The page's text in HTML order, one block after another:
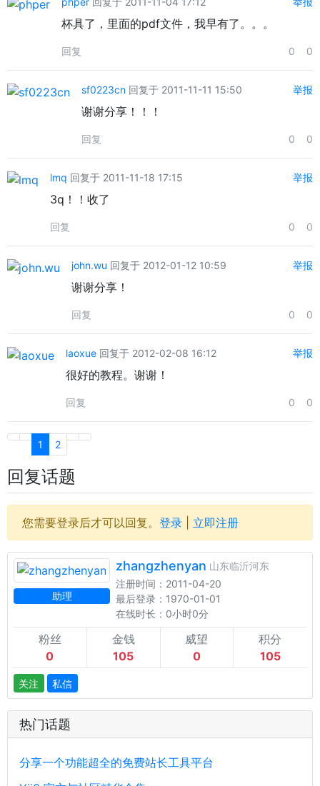
杯具了，里面的pdf文件，我早有了。。。
回复 0 0
sf0223cn 回复于 2011-11-11 15:50 举报
谢谢分享！！！
回复 0 0
lmq 回复于 2011-11-18 17:15 举报
3q！！收了
回复 0 0
john.wu 回复于 2012-01-12 10:59 举报
谢谢分享！
回复 0 0
laoxue 回复于 2012-02-08 16:12 举报
很好的教程。谢谢！
回复 0 0
1 2
回复话题
您需要登录后才可以回复。 登录 立即注册
助理
zhangzhenyan 山东临沂河东
注册时间：2011-04-20
最后登录：1970-01-01
在线时长：0小时0分
粉丝
0
金钱
105
威望
0
积分
105
关注 私信
热门话题
分享一个功能超全的免费站长工具平台